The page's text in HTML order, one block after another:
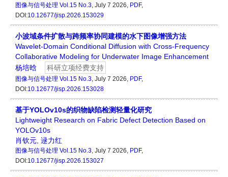
图像与信号处理 Vol.15 No.3, July 7 2026, PDF,
DOI:10.12677/jisp.2026.153029
小波域条件扩散与跨频率协同建模的水下图像增强方法
Wavelet-Domain Conditional Diffusion with Cross-Frequency
Collaborative Modeling for Underwater Image Enhancement
杨培晗
科研立项经费支持
图像与信号处理 Vol.15 No.3, July 7 2026, PDF,
DOI:10.12677/jisp.2026.153028
基于YOLOv10s的织物缺陷检测轻量化研究
Lightweight Research on Fabric Defect Detection Based on
YOLOv10s
肖钦元 逯力红
图像与信号处理 Vol.15 No.3, July 7 2026, PDF,
DOI:10.12677/jisp.2026.153027